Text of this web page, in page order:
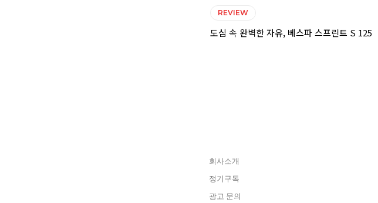
REVIEW
도심 속 완벽한 자유, 베스파 스프린트 S 125
회사소개
정기구독
광고 문의